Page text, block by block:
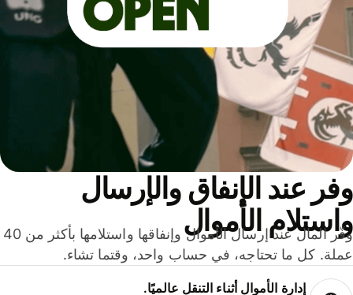
عند الإنفاق والإرسال
الأموال
وفّر المال عند إرسال الأموال وإنفاقها واستلامها بأكثر من 40
كل ما تحتاجه، في حساب واحد، وقتما تشاء.
إدارة الأموال أثناء التنقل عالميًا.